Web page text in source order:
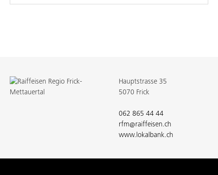
Hauptstrasse 35
5070 Frick
062 865 44 44
rfm@raiffeisen.ch
www.lokalbank.ch